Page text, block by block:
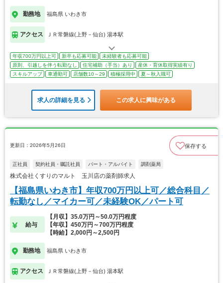
勤務地 福島県 いわき市
アクセス ＪＲ常磐線(上野－仙台) 湯本駅
年収700万円以上可 新卒も応募可能
未経験者も応募可能
原則、引越しを伴う転勤なし
住宅補助（手当）あり
産休・育休取得実績有り
スキルアップ
車通勤可 店舗数10～29 積極採用中 夏～秋入職可
求人の詳細を見る この求人に興味がある
更新日：2026年5月26日 保存する
正社員 契約社員・嘱託社員 パート・アルバイト 調剤薬局
株式会社くすりのマルト 玉川店の薬剤師求人
【福島県いわき市】年収700万円以上可／総合科目／
転勤なし／マイカー可／未経験OK／パート可
給与
【月収】35.0万円～50.0万円程度
【年収】450万円～700万円程度
【時給】2,000円～2,500円
勤務地 福島県 いわき市
アクセス ＪＲ常磐線(上野－仙台) 湯本駅